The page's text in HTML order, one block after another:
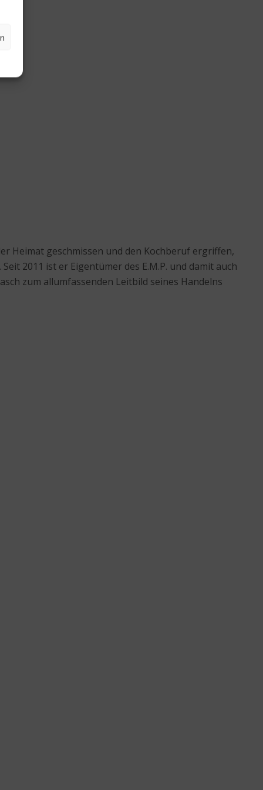
Heimat geschmissen und den Kochberuf ergriffen,
2011 ist er Eigentümer des E.M.P. und damit auch
zum allumfassenden Leitbild seines Handelns